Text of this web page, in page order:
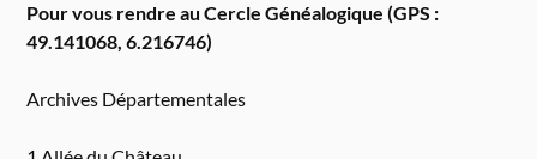
Pour vous rendre au Cercle Généalogique (GPS :
49.141068, 6.216746)
Archives Départementales